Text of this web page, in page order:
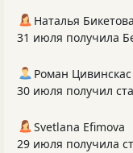
Наталья Бикетова
31 июля получила
Роман Цивинскас
30 июля получил
Svetlana Efimova
29 июля получила